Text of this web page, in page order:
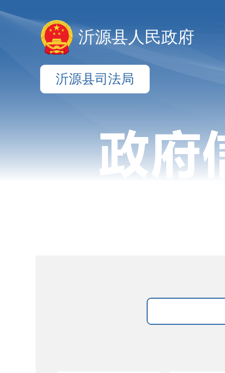
沂源县人民政府
沂源县司法局